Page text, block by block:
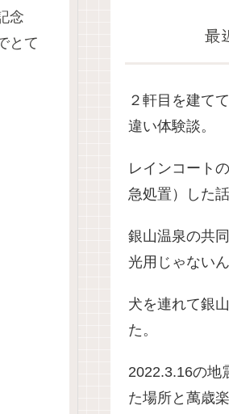
念
とて
最
２軒目を建て
違い体験談。
レインコート
急処置）した話
銀山温泉の共
光用じゃない
犬を連れて銀
た。
2022.3.16の地
た場所と萬歳